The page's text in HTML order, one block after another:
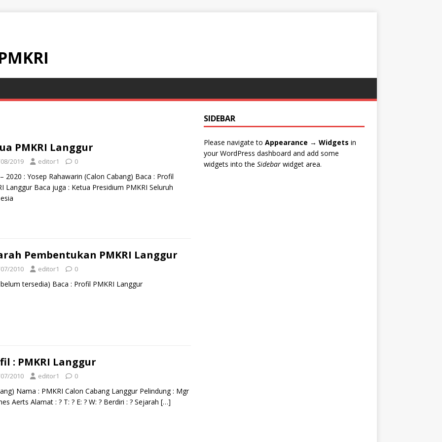
PMKRI Langgur
2019 editor1 0
2020 : Yosep Rahawarin (Calon Cabang) Baca : Profil
Langgur Baca juga : Ketua Presidium PMKRI Seluruh
Pembentukan PMKRI Langgur
2010 editor1 0
tersedia) Baca : Profil PMKRI Langgur
: PMKRI Langgur
2010 editor1 0
Nama : PMKRI Calon Cabang Langgur Pelindung : Mgr
Aerts Alamat : ? T: ? E: ? W: ? Berdiri : ? Sejarah […]
SIDEBAR
Please navigate to Appearance → Widgets in
your WordPress dashboard and add some
widgets into the Sidebarwidget area.